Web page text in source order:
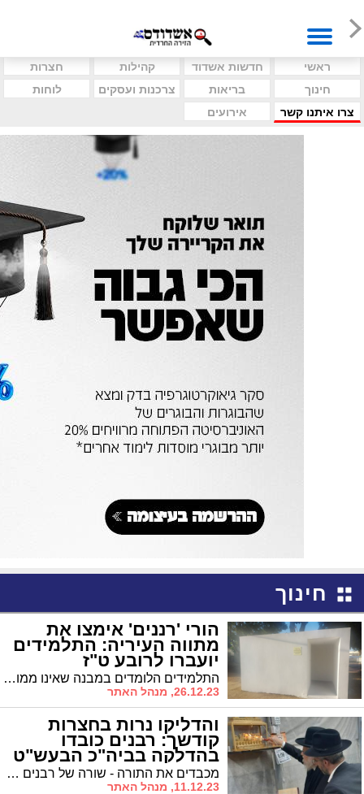
ראשי חדשות אשדוד קהילות
חצרות
חינוך
בריאות צרכנות ועסקים
לוחות
צרו איתנו קשר
אירועים
חינוך
הורי 'רננים' אימצו את
מתווה העיריה: התלמידים
יועברו לרובע ט"ז
התלמידים הלומדים במבנה שאינו ממוגן יועברו למבנה בי"ס חדש ברובע ט"ז ויזכו להסעות
26.12.23, מנהל האתר
והדליקו נרות בחצרות
קודשך: רבנים כובדו
בהדלקה בביה"כ הבעש"ט
מכבדים את התורה - שורה של רבנים חשובים מדליקים את נרות החנוכה קודם תפילת ערבית בבית הכנסת "הבעל שם טוב-מאור פנחס" ברובע ג'
11.12.23, מנהל האתר